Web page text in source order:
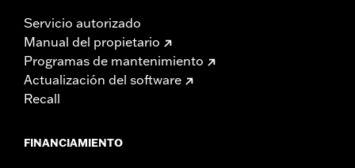
Servicio autorizado
Manual del propietario
Programas de mantenimiento
Actualización del software
Recall
FINANCIAMIENTO